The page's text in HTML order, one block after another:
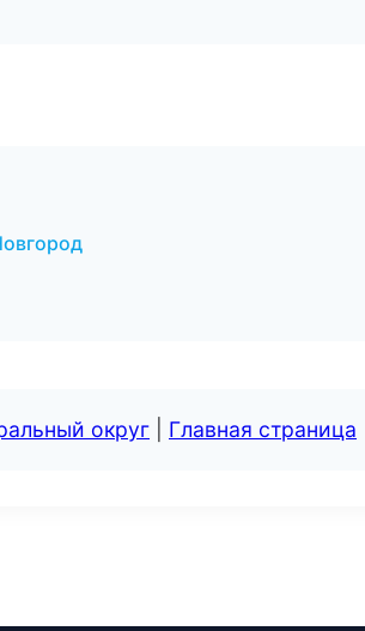
округ Главная страница